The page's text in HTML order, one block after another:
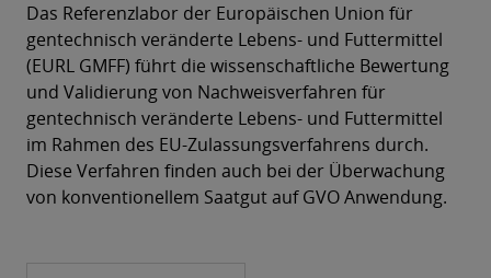
Das Referenzlabor der Europäischen Union für
gentechnisch veränderte Lebens- und Futtermittel
(EURL GMFF) führt die wissenschaftliche Bewertung
und Validierung von Nachweisverfahren für
gentechnisch veränderte Lebens- und Futtermittel
im Rahmen des EU-Zulassungsverfahrens durch.
Diese Verfahren finden auch bei der Überwachung
von konventionellem Saatgut auf GVO Anwendung.